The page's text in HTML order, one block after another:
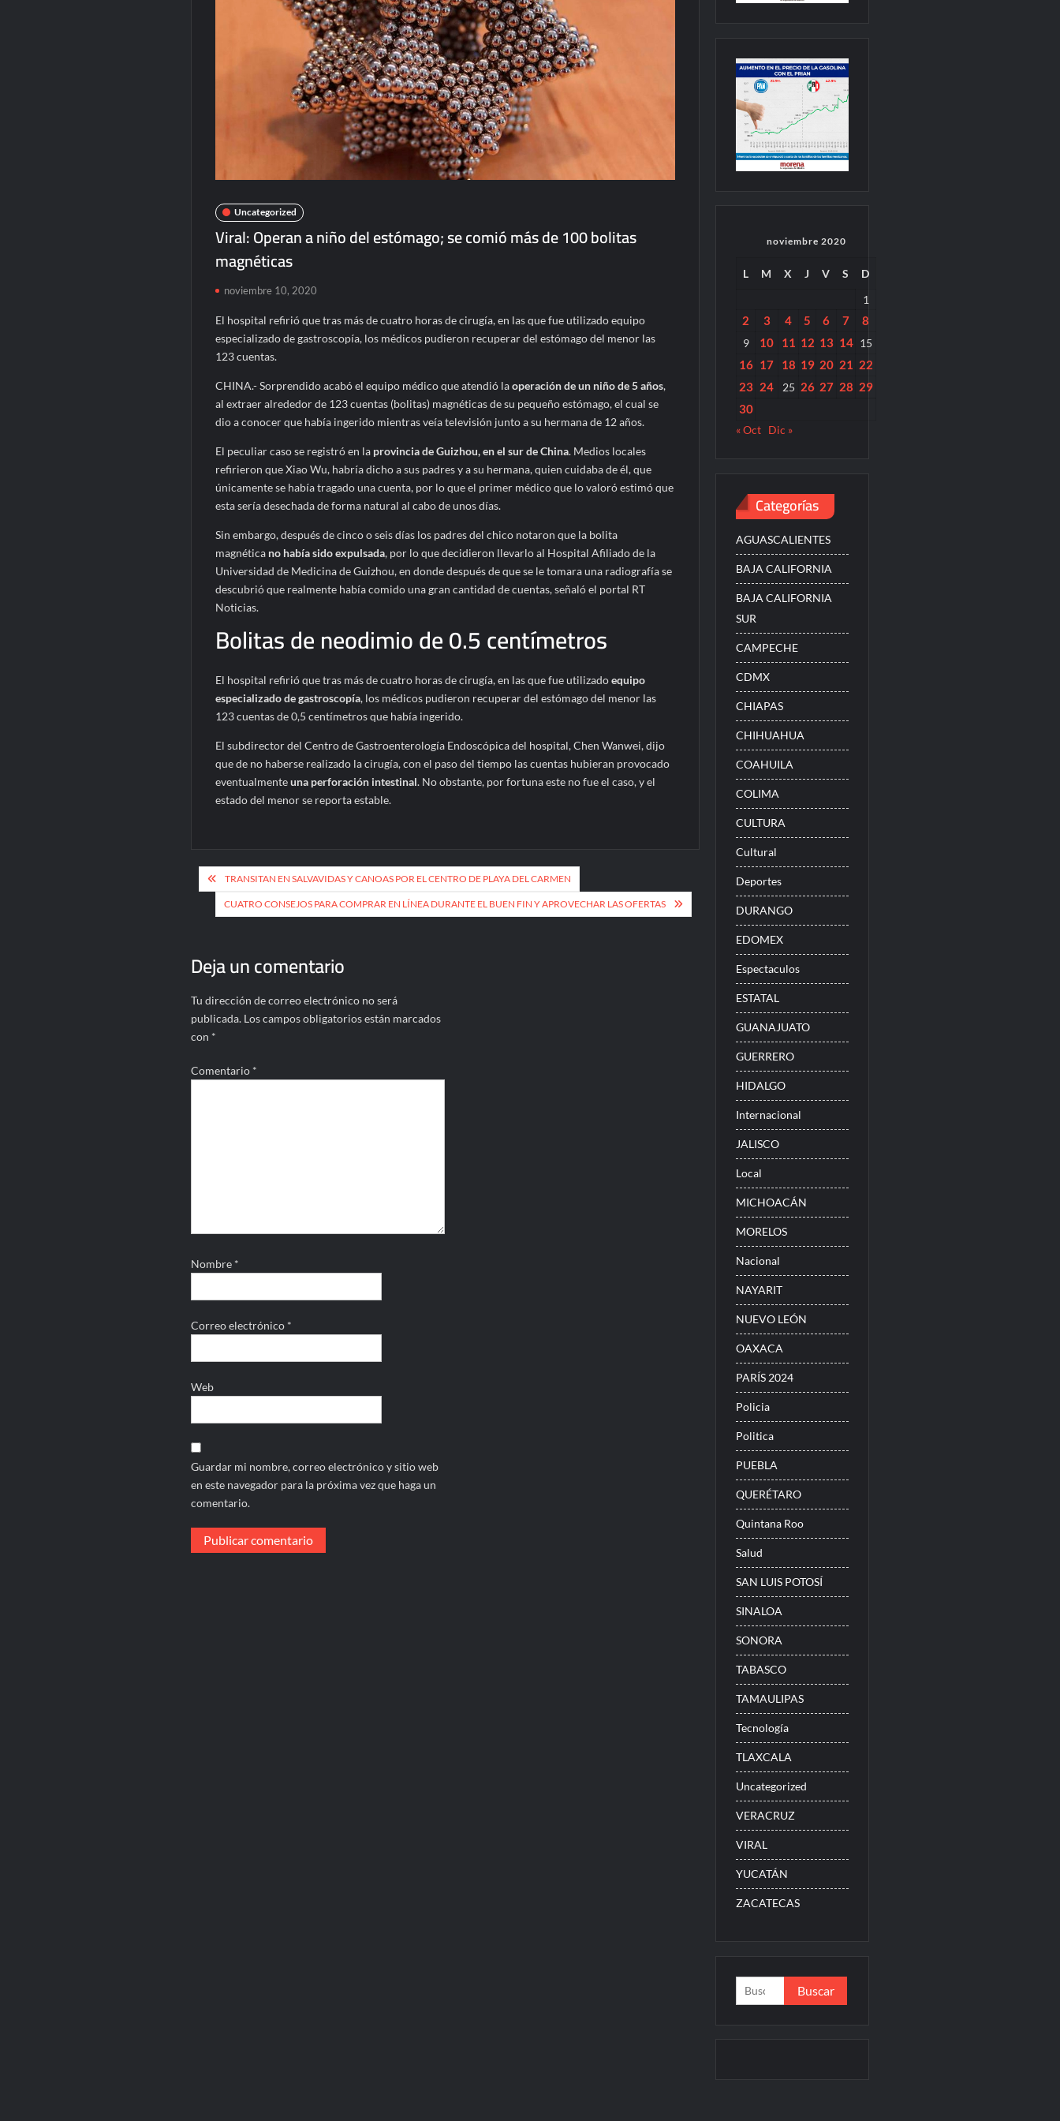
Uncategorized
Viral: Operan a niño del estómago; se comió más de 100 bolitas
magnéticas
noviembre 10, 2020
El hospital refirió que tras más de cuatro horas de cirugía, en las que fue utilizado equipo
especializado de gastroscopía, los médicos pudieron recuperar del estómago del menor las
123 cuentas.
CHINA.- Sorprendido acabó el equipo médico que atendió laoperación de un niño de 5 años,
al extraer alrededor de 123 cuentas (bolitas) magnéticas de su pequeño estómago, el cual se
dio a conocer que había ingerido mientras veía televisión junto a su hermana de 12 años.
El peculiar caso se registró en la provincia de Guizhou, en el sur de China. Medios locales
refirieron que Xiao Wu, habría dicho a sus padres y a su hermana, quien cuidaba de él, que
únicamente se había tragado una cuenta, por lo que el primer médico que lo valoró estimó que
esta sería desechada de forma natural al cabo de unos días.
Sin embargo, después de cinco o seis días los padres del chico notaron que la bolita
magnética no había sido expulsada, por lo que decidieron llevarlo al Hospital Afiliado de la
Universidad de Medicina de Guizhou, en donde después de que se le tomara una radiografía se
descubrió que realmente había comido una gran cantidad de cuentas, señaló el portal RT
Noticias.
Bolitas de neodimio de 0.5 centímetros
El hospital refirió que tras más de cuatro horas de cirugía, en las que fue utilizadoequipo
especializado de gastroscopía, los médicos pudieron recuperar del estómago del menor las
123 cuentas de 0,5 centímetros que había ingerido.
El subdirector del Centro de Gastroenterología Endoscópica del hospital, Chen Wanwei, dijo
que de no haberse realizado la cirugía, con el paso del tiempo las cuentas hubieran provocado
eventualmenteuna perforación intestinal. No obstante, por fortuna este no fue el caso, y el
estado del menor se reporta estable.
Navegación
de
entradas
TRANSITAN EN SALVAVIDAS Y CANOAS POR EL CENTRO DE PLAYA DEL CARMEN
CUATRO CONSEJOS PARA COMPRAR EN LÍNEA DURANTE EL BUEN FIN Y APROVECHAR LAS OFERTAS
Deja un comentario
Tu dirección de correo electrónico no será
publicada. Los campos obligatorios están marcados
con *
Comentario *
Nombre *
Correo electrónico *
Web
Guardar mi nombre, correo electrónico y sitio web
en este navegador para la próxima vez que haga un
comentario.
noviembre 2020
L M X J V S
D
1
2 3 4 5 6 7 8
9 10 11 12 13 14 15
16 17 18 19 20 21 22
23 24 25 26 27 28 29
30
« Oct Dic »
Categorías
AGUASCALIENTES
BAJA CALIFORNIA
BAJA CALIFORNIA
SUR
CAMPECHE
CDMX
CHIAPAS
CHIHUAHUA
COAHUILA
COLIMA
CULTURA
Cultural
Deportes
DURANGO
EDOMEX
Espectaculos
ESTATAL
GUANAJUATO
GUERRERO
HIDALGO
Internacional
JALISCO
Local
MICHOACÁN
MORELOS
Nacional
NAYARIT
NUEVO LEÓN
OAXACA
PARÍS 2024
Policia
Politica
PUEBLA
QUERÉTARO
Quintana Roo
Salud
SAN LUIS POTOSÍ
SINALOA
SONORA
TABASCO
TAMAULIPAS
Tecnología
TLAXCALA
Uncategorized
VERACRUZ
VIRAL
YUCATÁN
ZACATECAS
Buscar: